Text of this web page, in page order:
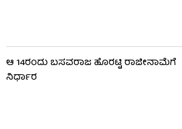
ಆ 14ರಂದು ಬಸವರಾಜ ಹೊರಟ್ಟಿ ರಾಜೀನಾಮೆಗೆ
ನಿರ್ಧಾರ